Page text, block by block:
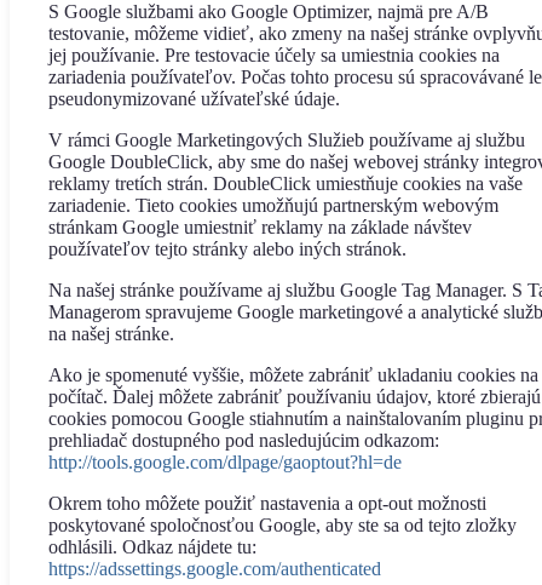
S Google službami ako Google Optimizer, najmä pre A/B
testovanie, môžeme vidieť, ako zmeny na našej stránke
jej používanie. Pre testovacie účely sa umiestnia cookies na
zariadenia používateľov. Počas tohto procesu sú spracovávané
pseudonymizované užívateľské údaje.
V rámci Google Marketingových Služieb používame aj službu
Google DoubleClick, aby sme do našej webovej stránky
reklamy tretích strán. DoubleClick umiestňuje cookies na vaše
zariadenie. Tieto cookies umožňujú partnerským webovým
stránkam Google umiestniť reklamy na základe návštev
používateľov tejto stránky alebo iných stránok.
Na našej stránke používame aj službu Google Tag Manager. S
Managerom spravujeme Google marketingové a analytické
na našej stránke.
Ako je spomenuté vyššie, môžete zabrániť ukladaniu cookies na
počítač. Ďalej môžete zabrániť používaniu údajov, ktoré zbierajú
cookies pomocou Google stiahnutím a nainštalovaním pluginu
prehliadač dostupného pod nasledujúcim odkazom:
http://tools.google.com/dlpage/gaoptout?hl=de
Okrem toho môžete použiť nastavenia a opt-out možnosti
poskytované spoločnosťou Google, aby ste sa od tejto zložky
odhlásili. Odkaz nájdete tu:
https://adssettings.google.com/authenticated